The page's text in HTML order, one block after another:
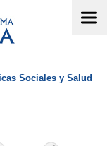
Sociales y Salud